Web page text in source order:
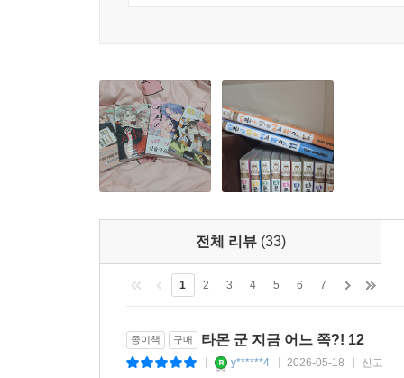
전체 리뷰 (33)
1 2 3 4 5 6 7
종이책 구매 타몬 군 지금 어느 쪽?! 12
y******4 2026-05-18 신고